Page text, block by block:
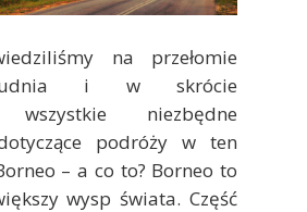
na przełomie
grudnia i w skrócie
wszystkie niezbędne
podróży w ten
– a co to? Borneo to
wysp świata. Część